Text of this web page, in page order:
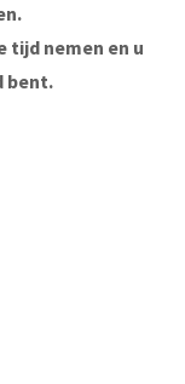
tijd nemen en u
bent.